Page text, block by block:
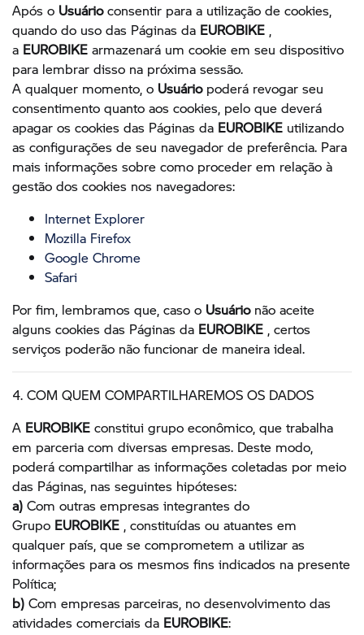
Após o Usuárioconsentir para a utilização de cookies,
quando do uso das Páginas da EUROBIKE ,
a EUROBIKE armazenará um cookie em seu dispositivo
para lembrar disso na próxima sessão.
A qualquer momento, o Usuáriopoderá revogar seu
consentimento quanto aos cookies, pelo que deverá
apagar os cookies das Páginas da EUROBIKE utilizando
as configurações de seu navegador de preferência. Para
mais informações sobre como proceder em relação à
gestão dos cookies nos navegadores:
Internet Explorer
Mozilla Firefox
Google Chrome
Safari
Por fim, lembramos que, caso o Usuárionão aceite
alguns cookies das Páginas da EUROBIKE , certos
serviços poderão não funcionar de maneira ideal.
4. COM QUEM COMPARTILHAREMOS OS DADOS
A EUROBIKE constitui grupo econômico, que trabalha
em parceria com diversas empresas. Deste modo,
poderá compartilhar as informações coletadas por meio
das Páginas, nas seguintes hipóteses:
a) Com outras empresas integrantes do
Grupo EUROBIKE , constituídas ou atuantes em
qualquer país, que se comprometem a utilizar as
informações para os mesmos fins indicados na presente
Política;
b) Com empresas parceiras, no desenvolvimento das
atividades comerciais da EUROBIKE: